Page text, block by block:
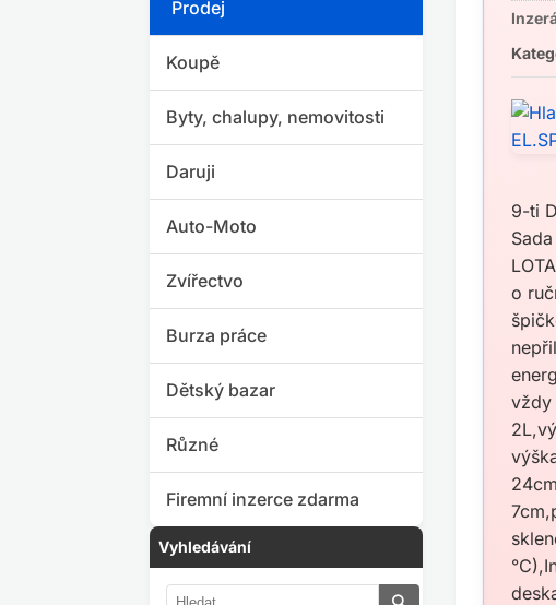
Prodej
Koupě
Byty, chalupy, nemovitosti
Daruji
Auto-Moto
Zvířectvo
Burza práce
Dětský bazar
Různé
Firemní inzerce zdarma
Vyhledávání
9-ti
o
vždy